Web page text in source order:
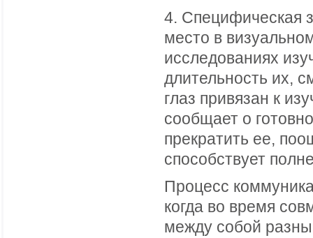
4. Специфическая
место в
исследованиях
длительность их,
глаз привязан к
сообщает о
прекратить ее,
способствует
Процесс
когда во время
между собой